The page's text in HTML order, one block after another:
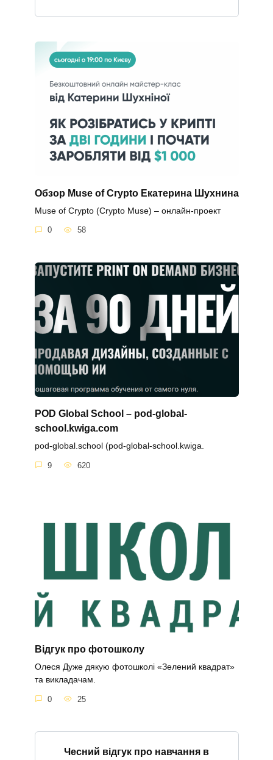
Обзор Muse of Crypto Екатерина Шухнина
Muse of Crypto (Crypto Muse) – онлайн-проект
0 58
POD Global School – pod-global-
school.kwiga.com
pod-global.school (pod-global-school.kwiga.
9 620
Відгук про фотошколу
Олеся Дуже дякую фотошколі «Зелений квадрат»
та викладачам.
0 25
Чесний відгук про навчання в